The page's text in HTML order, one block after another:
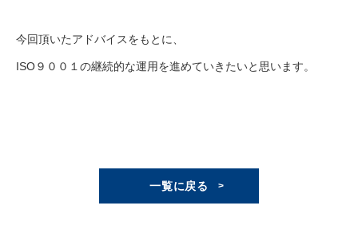
今回頂いたアドバイスをもとに、
ISO９００１の継続的な運用を進めていきたいと思います。
一覧に戻る